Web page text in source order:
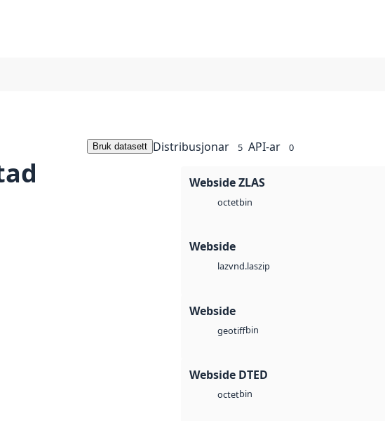
Bruk datasett Distribusjonar 5 API-ar 0
Webside ZLAS
octetbin
Webside
lazvnd.laszip
Webside
geotiffbin
Webside DTED
octetbin